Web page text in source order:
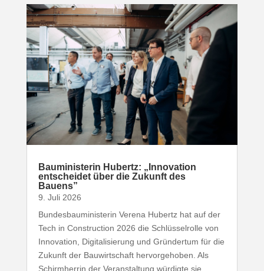
Baumi­nis­terin Hubertz: „Inno­vation
entscheidet über die Zukunft des
Bauens”
9. Juli 2026
Bundesbauministerin Verena Hubertz hat auf der
Tech in Construction 2026 die Schlüsselrolle von
Innovation, Digitalisierung und Gründertum für die
Zukunft der Bauwirtschaft hervorgehoben. Als
Schirmherrin der Veranstaltung würdigte sie